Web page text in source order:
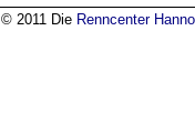
© 2011 Die Renncenter